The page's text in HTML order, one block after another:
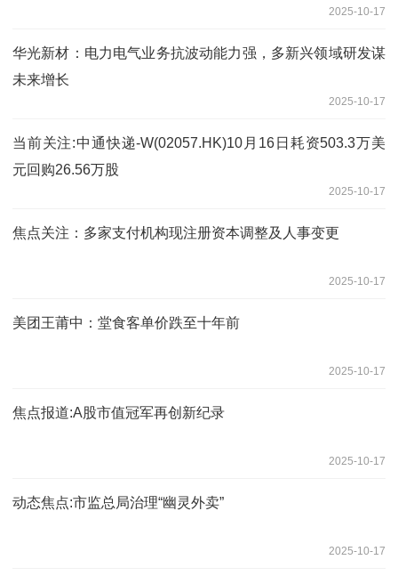
2025-10-17
华光新材：电力电气业务抗波动能力强，多新兴领域研发谋
未来增长
2025-10-17
当前关注:中通快递-W(02057.HK)10月16日耗资503.3万美
元回购26.56万股
2025-10-17
焦点关注：多家支付机构现注册资本调整及人事变更
2025-10-17
美团王莆中：堂食客单价跌至十年前
2025-10-17
焦点报道:A股市值冠军再创新纪录
2025-10-17
动态焦点:市监总局治理“幽灵外卖”
2025-10-17